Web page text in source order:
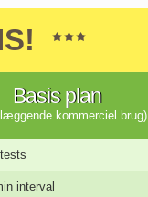
Basis plan
kommerciel brug)
tests
interval